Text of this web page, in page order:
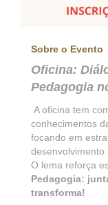
Sobre o Evento
Oficina:
Pedagogia
A oficina tem
conhecimentos
focando em
desenvolvimento
O lema reforça
Pedagogia:
transforma!